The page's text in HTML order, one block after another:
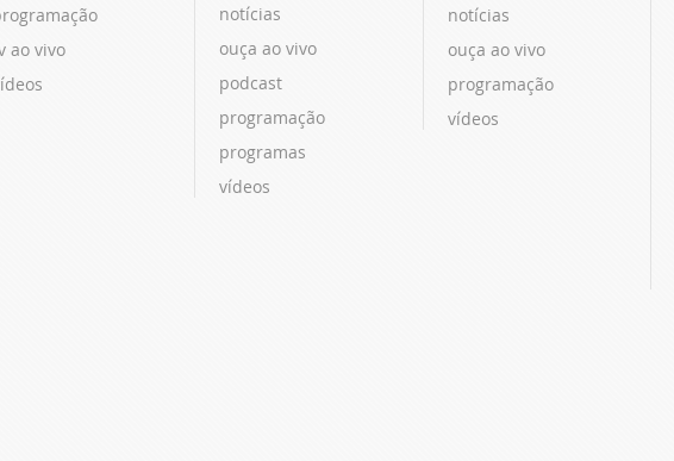
ao vivo
notícias
ouça ao vivo
podcast
programação
programas
vídeos
notícias
ouça ao vivo
programação
vídeos